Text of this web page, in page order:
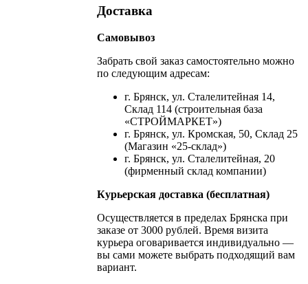
Доставка
Самовывоз
Забрать свой заказ самостоятельно можно
по следующим адресам:
г. Брянск, ул. Сталелитейная 14,
Склад 114 (строительная база
«СТРОЙМАРКЕТ»)
г. Брянск, ул. Кромская, 50, Склад 25
(Магазин «25-склад»)
г. Брянск, ул. Сталелитейная, 20
(фирменный склад компании)
Курьерская доставка (бесплатная)
Осуществляется в пределах Брянска при
заказе от 3000 рублей. Время визита
курьера оговаривается индивидуально —
вы сами можете выбрать подходящий вам
вариант.